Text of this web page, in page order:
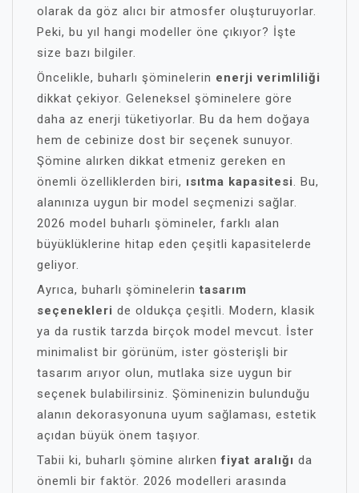
olarak da göz alıcı bir atmosfer oluşturuyorlar.
Peki, bu yıl hangi modeller öne çıkıyor? İşte
size bazı bilgiler.
Öncelikle, buharlı şöminelerin enerji verimliliği
dikkat çekiyor. Geleneksel şöminelere göre
daha az enerji tüketiyorlar. Bu da hem doğaya
hem de cebinize dost bir seçenek sunuyor.
Şömine alırken dikkat etmeniz gereken en
önemli özelliklerden biri, ısıtma kapasitesi. Bu,
alanınıza uygun bir model seçmenizi sağlar.
2026 model buharlı şömineler, farklı alan
büyüklüklerine hitap eden çeşitli kapasitelerde
geliyor.
Ayrıca, buharlı şöminelerintasarım
seçenekleri de oldukça çeşitli. Modern, klasik
ya da rustik tarzda birçok model mevcut. İster
minimalist bir görünüm, ister gösterişli bir
tasarım arıyor olun, mutlaka size uygun bir
seçenek bulabilirsiniz. Şöminenizin bulunduğu
alanın dekorasyonuna uyum sağlaması, estetik
açıdan büyük önem taşıyor.
Tabii ki, buharlı şömine alırkenfiyat aralığı da
önemli bir faktör. 2026 modelleri arasında